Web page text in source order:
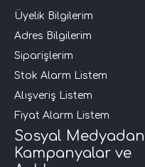
Üyelik Bilgilerim
Adres Bilgilerim
Siparişlerim
Stok Alarm Listem
Alışveriş Listem
Fiyat Alarm Listem
Sosyal Medyadan
Kampanyalar ve